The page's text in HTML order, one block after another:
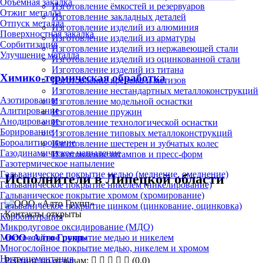
Отжиг металла
Отпуск металла
Поверхностная закалка
Сорбитизация
Улучшение металла
Химико-термическая обработка
Азотирование
Алитирование
Анодирование
Борирование
Бороалитирование
Газодинамическое напыление
Газотермическое напыление
Гальваническое покрытие медью (меднение, омеднение)
Гальваническое покрытие никелем (никелирование)
Гальваническое покрытие хромом (хромирование)
Гальваническое покрытие цинком (цинкование, оцинковка)
Карбонитрация
Микродуговое оксидирование (МДО)
Многослойное покрытие медью и никелем
Многослойное покрытие медью, никелем и хромом
Нитроцементация
Изготовление ёмкостей и резервуаров
Изготовление закладных деталей
Изготовление изделий из алюминия
Изготовление изделий из арматуры
Изготовление изделий из нержавеющей стали
Изготовление изделий из оцинкованной стали
Изготовление изделий из титана
Изготовление крепежа и метизов
Изготовление нестандартных металлоконструкций
Изготовление модельной оснастки
Изготовление пружин
Изготовление технологической оснастки
Изготовление типовых металлоконструкций
Изготовление шестерен и зубчатых колес
Изготовление штампов и пресс-форм
Исполнители в Липецкой области
Контакты открыты
ООО «Алто Групп»
Рейтинг по отзывам:
(0.0)